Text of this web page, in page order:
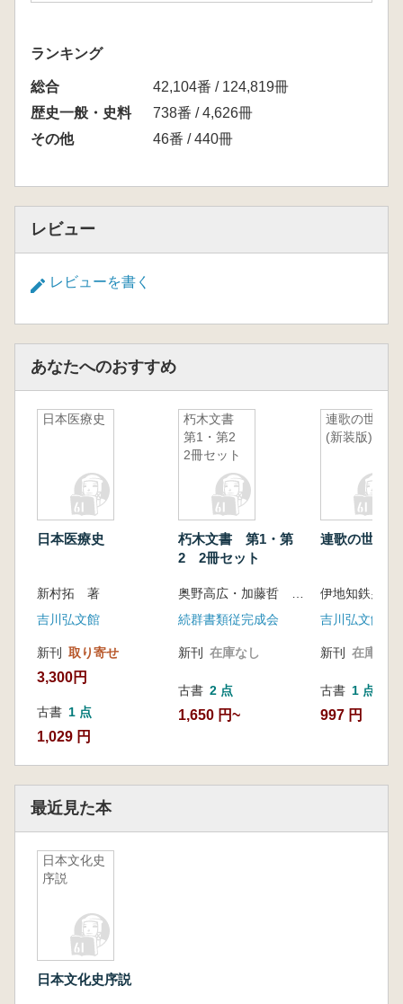
ランキング
総合
42,104番 / 124,819冊
歴史一般・史料
738番 / 4,626冊
その他
46番 / 440冊
レビュー
レビューを書く
あなたへのおすすめ
日本医療史
日本医療史
新村拓 著
吉川弘文館
新刊 取り寄せ
3,300円
古書 1 点
1,029 円
朽木文書
第1・第2
2冊セット
朽木文書 第1・第
2 2冊セット
続群書類従完成会
新刊 在庫なし
古書 2 点
1,650 円~
連歌の世界
(新装版)
連歌の世界(
伊地知鉄男 著
吉川弘文館
新刊 在庫なし
古書 1 点
997 円
最近見た本
日本文化史
序説
日本文化史序説